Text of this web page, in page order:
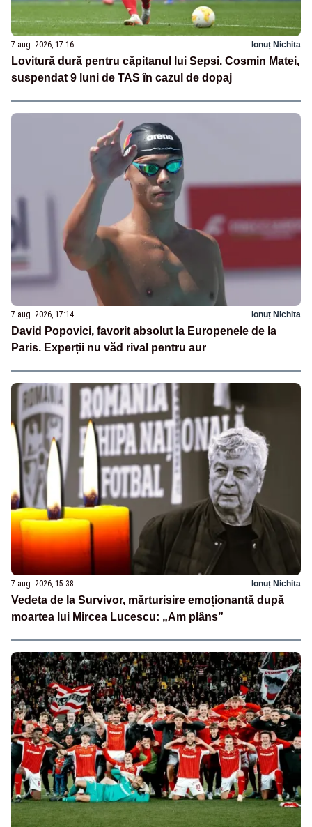
7 aug. 2026, 17:16 Ionuț Nichita
Lovitură dură pentru căpitanul lui Sepsi. Cosmin Matei,
suspendat 9 luni de TAS în cazul de dopaj
7 aug. 2026, 17:14 Ionuț Nichita
David Popovici, favorit absolut la Europenele de la
Paris. Experții nu văd rival pentru aur
7 aug. 2026, 15:38 Ionuț Nichita
Vedeta de la Survivor, mărturisire emoționantă după
moartea lui Mircea Lucescu: „Am plâns”